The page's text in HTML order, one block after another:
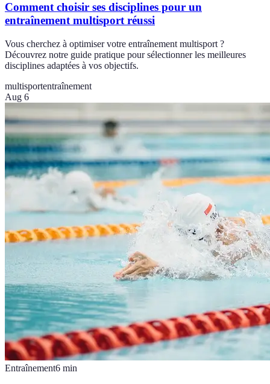
Comment choisir ses disciplines pour un
entraînement multisport réussi
Vous cherchez à optimiser votre entraînement multisport ?
Découvrez notre guide pratique pour sélectionner les meilleures
disciplines adaptées à vos objectifs.
multisportentraînement
Aug 6
Entraînement6 min